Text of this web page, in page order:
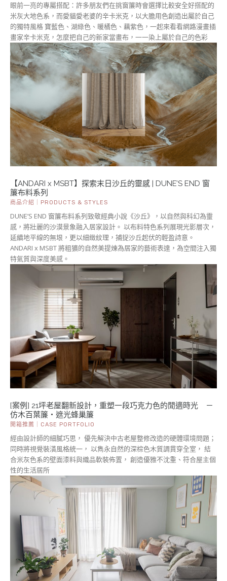
眼前一亮的專屬搭配：許多朋友們在挑窗簾時會選擇比較安全好搭配的
米灰大地色系，而愛貓愛老婆的辛卡米克，以大膽用色創造出屬於自己
的獨特風格 寶藍色、湖綠色、暖橘色、藕紫色，一起來看看網路漫畫插
畫家辛卡米克，怎麼把自己的新家當畫布，一一染上屬於自己的色彩
【ANDARI x MSBT】探索末日沙丘的靈感 | DUNE’S END 窗
簾布料系列
商品介紹｜PRODUCTS & STYLES
DUNE’S END 窗簾布料系列致敬經典小說《沙丘》，以自然與科幻為靈
感，將壯麗的沙漠景象融入居家設計。 以布料特色系列展現光影層次，
延續地平線的無垠，更以細緻紋理，捕捉沙丘起伏的輕盈詩意。
ANDARI x MSBT 將粗獷的自然美提煉為居家的藝術表達，為空間注入獨
特氣質與深度美感。
[案例] 21坪老屋翻新設計，重塑一段巧克力色的閒適時光 －
仿木百葉簾・遮光蜂巢簾
開箱推薦｜CASE PORTFOLIO
經由設計師的細膩巧思， 優先解決中古老屋整修改造的硬體環境問題；
同時將視覺裝潢風格統一， 以雋永自然的深棕色木質調貫穿全室， 結
合米灰色系的壁面漆料與織品軟裝佈置， 創造優雅不沈重、符合屋主個
性的生活居所